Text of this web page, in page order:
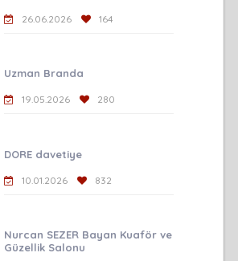
26.06.2026 164
Uzman Branda
19.05.2026 280
DORE davetiye
10.01.2026 832
Nurcan SEZER Bayan Kuaför ve
Güzellik Salonu